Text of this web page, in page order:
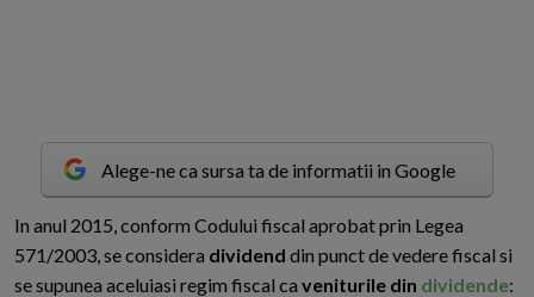
Alege-ne ca sursa ta de informatii in Google
In anul 2015, conform Codului fiscal aprobat prin Legea
571/2003, se considera dividend din punct de vedere fiscal si
se supunea aceluiasi regim fiscal ca veniturile din dividende: